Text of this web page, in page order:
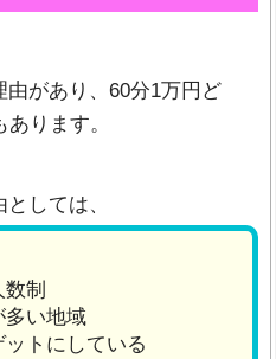
があり、60分1万円ど
ります。
しては、
制
多い地域
トにしている